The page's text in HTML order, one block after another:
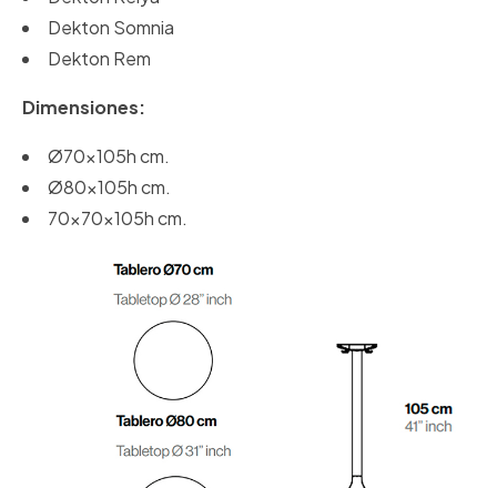
Dekton Somnia
Dekton Rem
Dimensiones:
Ø70x105h cm.
Ø80x105h cm.
70x70x105h cm.